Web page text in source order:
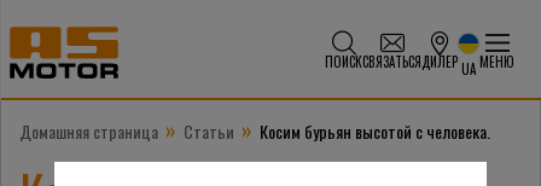
ПОИСКСВЯЗАТЬСЯДИЛЕР UA МЕНЮ
Домашняя страница » Статьи » Косим бурьян высотой с человека.